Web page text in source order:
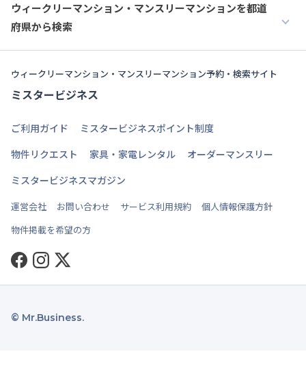
ウィークリーマンション・マンスリーマンションを都道
府県から検索
ウィークリーマンション・マンスリーマンション予約・検索サイト
ミスタービジネス
ご利用ガイド
ミスタービジネスポイント制度
物件リクエスト
家具・家電レンタル
オーダーマンスリー
ミスタービジネスマガジン
運営会社 お問い合わせ サービス利用規約
個人情報保護方針
物件掲載を希望の方
Facebook
Instagram
Twitter
© Mr.Business.